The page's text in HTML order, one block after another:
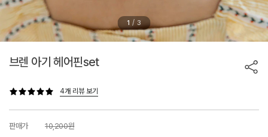
1 / 3
브렌 아기 헤어핀set
4개 리뷰 보기
판매가
10,200원